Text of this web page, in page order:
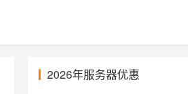
2026年服务器优惠